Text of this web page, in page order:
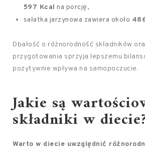
597 Kcal na porcję,
sałatka jarzynowa zawiera około
Dbałość o różnorodność składników
przygotowania sprzyja lepszemu
pozytywnie wpływa na samopoczucie.
Jakie są
składniki w
Warto w diecie uwzględnić